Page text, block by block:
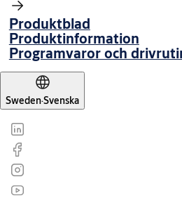
Produktblad
Produktinformation
Programvaror och
Sweden·Svenska